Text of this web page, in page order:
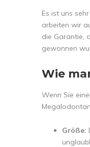
Es ist uns
arbeiten wir
die Garantie,
gewonnen
Wie
Wenn Sie
Größe: